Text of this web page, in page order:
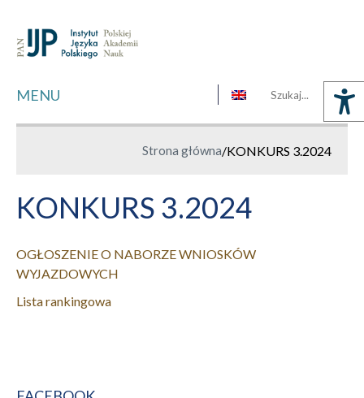
MENU
Strona główna/KONKURS 3.2024
KONKURS 3.2024
OGŁOSZENIE O NABORZE WNIOSKÓW
WYJAZDOWYCH
Lista rankingowa